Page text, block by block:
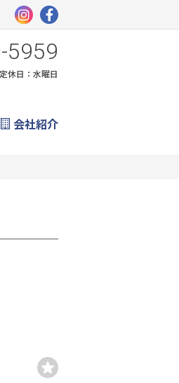
5959
休日：水曜日
会社紹介